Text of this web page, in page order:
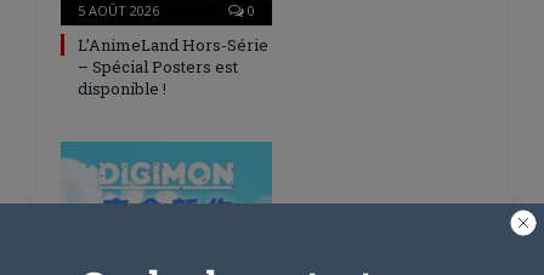
5 AOÛT 2026 0
L’AnimeLand Hors-Série
– Spécial Posters est
disponible !
4 AOÛT 2026